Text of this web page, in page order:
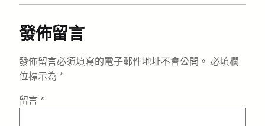
發佈留言
發佈留言必須填寫的電子郵件地址不會公開。 必填欄
位標示為 *
留言 *